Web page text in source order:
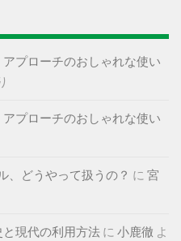
プローチのおしゃれな使い
プローチのおしゃれな使い
、どうやって扱うの？ に 宮
現代の利用方法 に 小鹿徹 よ